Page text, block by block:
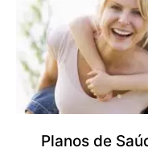
Planos de